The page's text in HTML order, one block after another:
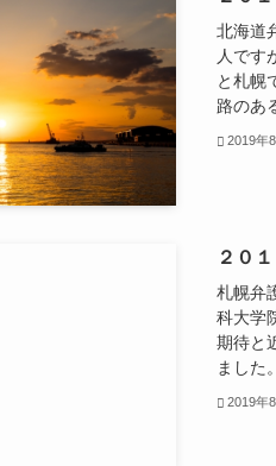
北海道
人です
と札幌
路のあ
2019年
２０
札幌弁
科大学
期待と
ました。
2019年